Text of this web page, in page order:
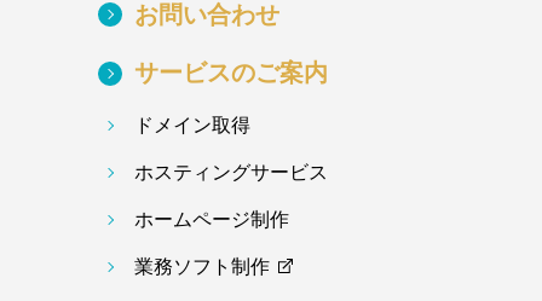
お問い合わせ
サービスのご案内
ドメイン取得
ホスティングサービス
ホームページ制作
業務ソフト制作